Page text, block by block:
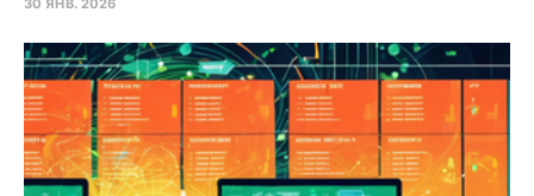
30 ЯНВ. 2026